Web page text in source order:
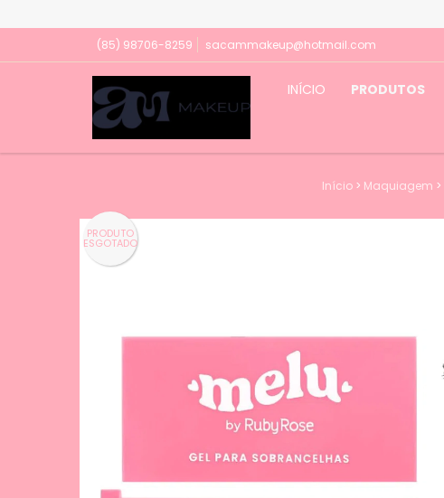
(85) 98706-8259 sacammakeup@hotmail.com
INÍCIO PRODUTOS
Início > Maquiagem >
PRODUTO
ESGOTADO